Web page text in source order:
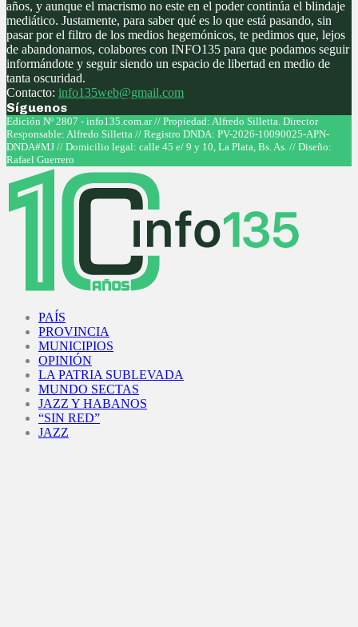
años, y aunque el macrismo no este en el poder continúa el blindaje
mediático. Justamente, para saber qué es lo que está pasando, sin
pasar por el filtro de los medios hegemónicos, te pedimos que, lejos
de abandonarnos, colabores con INFO135 para que podamos seguir
informándote y seguir siendo un espacio de libertad en medio de
tanta oscuridad.
Contacto: info135web@gmail.com
Síguenos
Facebook
Twitter
Instagram
Youtube
Edición Nº 2807 - info135.com.ar // Propiedad: Alfredo Silletta. Director
Responsable: Alfredo Silletta // Registro DNDA: PV-2026-10090025-APN-
DNDA#MJ // Domicilio legal: calle 45 e/ 9 y 10, La Plata, Bs. As. // Diseño:
Rafael Guerrero
PAÍS
PROVINCIA
MUNICIPIOS
OPINIÓN
LA PATRIA SUBLEVADA
MUNDO SECTAS
JAZZ Y HABANOS
“SIN RED”
JAZZ